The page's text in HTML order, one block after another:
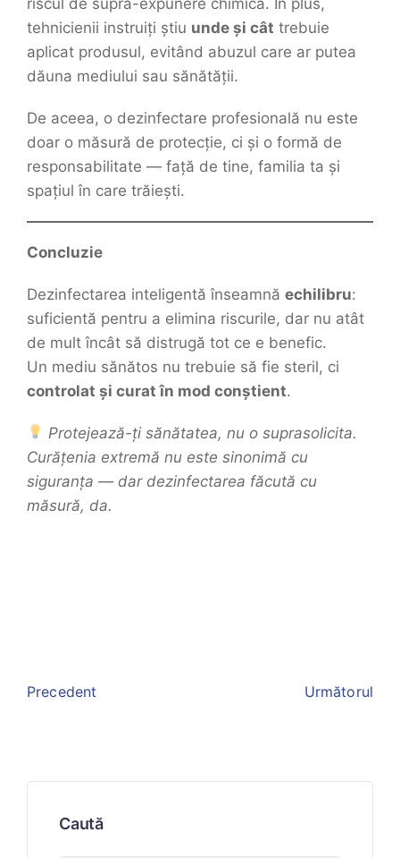
tehnicienii instruiți știu unde și cât trebuie
aplicat produsul, evitând abuzul care ar putea
dăuna mediului sau sănătății.
De aceea, o dezinfectare profesională nu este
doar o măsură de protecție, ci și o formă de
responsabilitate — față de tine, familia ta și
spațiul în care trăiești.
Concluzie
Dezinfectarea inteligentă înseamnă echilibru:
suficientă pentru a elimina riscurile, dar nu atât
de mult încât să distrugă tot ce e benefic.
Un mediu sănătos nu trebuie să fie steril, ci
controlat și curat în mod conștient.
Protejează-ți sănătatea, nu o suprasolicita.
Curățenia extremă nu este sinonimă cu
siguranța — dar dezinfectarea făcută cu
măsură, da.
Precedent Următorul
Caută